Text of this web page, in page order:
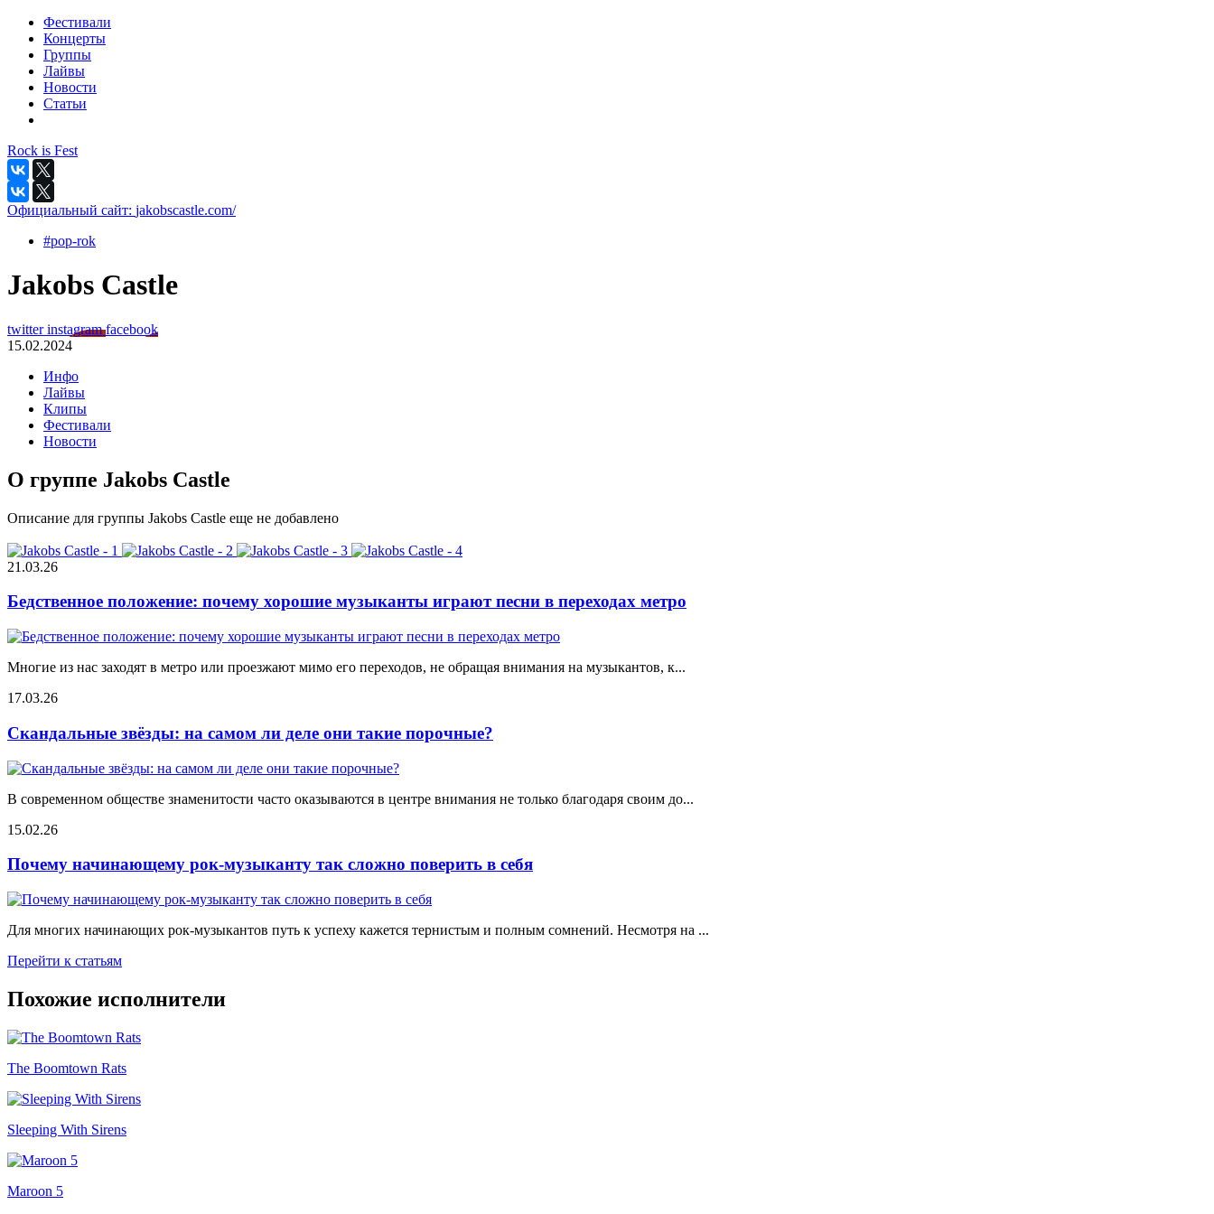
Фестивали
Концерты
Группы
Лайвы
Новости
Статьи
Rock is Fest
Официальный сайт: jakobscastle.com/
#pop-rok
Jakobs Castle
twitterinstagramfacebook
15.02.2024
Инфо
Лайвы
Клипы
Фестивали
Новости
О группе Jakobs Castle
Описание для группы Jakobs Castle еще не добавлено
21.03.26
Бедственное положение: почему хорошие музыканты играют песни в переходах метро
Многие из нас заходят в метро или проезжают мимо его переходов, не обращая внимания на музыкантов, к...
17.03.26
Скандальные звёзды: на самом ли деле они такие порочные?
В современном обществе знаменитости часто оказываются в центре внимания не только благодаря своим до...
15.02.26
Почему начинающему рок-музыканту так сложно поверить в себя
Для многих начинающих рок-музыкантов путь к успеху кажется тернистым и полным сомнений. Несмотря на ...
Перейти к статьям
Похожие исполнители
The Boomtown Rats
Sleeping With Sirens
Maroon 5